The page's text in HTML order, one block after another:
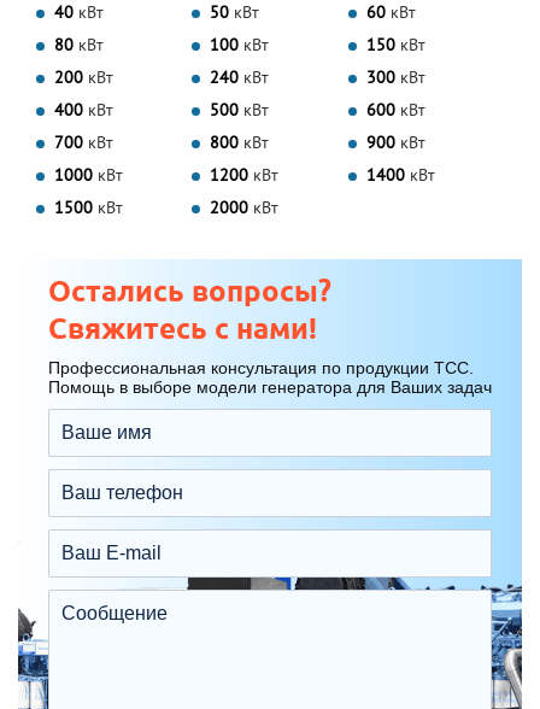
40 кВт 50 кВт 60 кВт
80 кВт 100 кВт 150 кВт
200 кВт 240 кВт 300 кВт
400 кВт 500 кВт 600 кВт
700 кВт 800 кВт 900 кВт
1000 кВт 1200 кВт 1400 кВт
1500 кВт 2000 кВт
Остались вопросы?
Свяжитесь с нами!
Профессиональная консультация по продукции ТСС.
Помощь в выборе модели генератора для Ваших задач